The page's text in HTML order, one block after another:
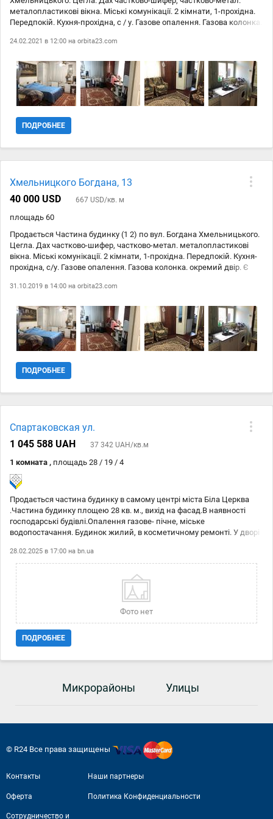
арештів, обтяжень, и. т. п. Надаємо послуги з супроводу у
виготовленні документації: -на прибудову, перепланування,
реконструкцію і тому подібне; -на приватизацію землі, присвоєння
кадастрового номера; -на перевід під нежитлове, зміна цільового
-на узаконення самочинного будівництва; -терміновий викуп
нерухомого майна. Офіційно зареєстроване підприємство з
постійною адресою, кваліфікованою персоналом і досвідом
роботи. Адреса: Біла Церква вул. Театральна 7 офіс 1.
металопластикові вікна. Міські комунікації. 2 кімнати, 1-прохідна.
Передпокій. Кухня-прохідна, с / у. Газове опалення. Газова колонка.
соткі. Поруч школа, дитячий садок, магазин, базар, зупинка
24.02.2021 в 12:00 на orbita23.com
ПОДРОБНЕЕ
Хмельницкого Богдана, 13
40 000 USD
667 USD/кв. м
площадь 60
Продається Частина будинку (1 2) по вул. Богдана Хмельницького.
Цегла. Дах частково-шифер, частково-метал. металопластикові
вікна. Міські комунікації. 2 кімнати, 1-прохідна. Передпокій. Кухня-
прохідна, с/у. Газове опалення. Газова колонка. окремий двір. Є
дитячий садок, магазин, базар, зупинка громадського транспорту.
31.10.2019 в 14:00 на orbita23.com
ПОДРОБНЕЕ
Спартаковская ул.
1 045 588 UAH
37 342 UAH/кв.м
1 комната , площадь 28 / 19 / 4
Продається частина будинку в самому центрі міста Біла Церква
.Частина будинку площею 28 кв. м., вихід на фасад.В наявності
господарські будівлі.Опалення газове- пічне, міське
водопостачання. Будинок жилий, в косметичному ремонті. У дворі
річка, зупинки, мережа різноманітних магазинів, кав'ярні, банки,
рейтингові навчальні заклади, тощо...Хороші сусіди, охайний двір.
Асфальтована вулиця.Ціна 25000$ торг АН Максимум
28.02.2025 в 17:00 на bn.ua
Фото нет
ПОДРОБНЕЕ
Микрорайоны Улицы
© R24 Все права защищены
Контакты Наши партнеры
Оферта Политика Конфиденциальности
Сотрудничество и